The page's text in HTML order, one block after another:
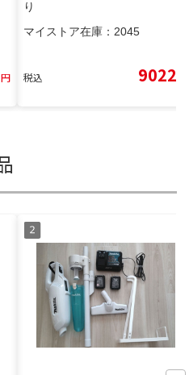
円
り
マイストア在庫： 2045
税込 9022